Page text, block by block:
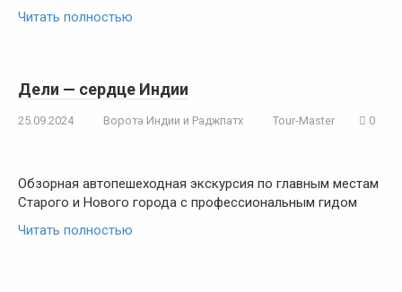
Читать полностью
Дели — сердце Индии
25.09.2024 Ворота Индии и Раджпатх Tour-Master 0
Обзорная автопешеходная экскурсия по главным местам
Старого и Нового города с профессиональным гидом
Читать полностью